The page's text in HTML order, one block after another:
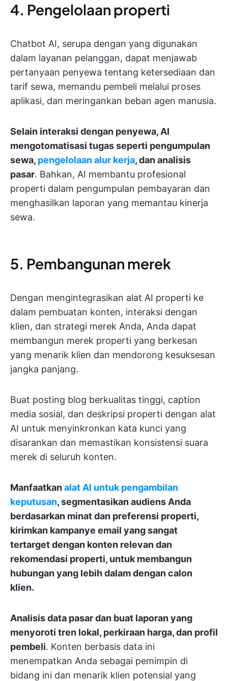
4. Pengelolaan properti
Chatbot AI, serupa dengan yang digunakan
dalam layanan pelanggan, dapat menjawab
pertanyaan penyewa tentang ketersediaan dan
tarif sewa, memandu pembeli melalui proses
aplikasi, dan meringankan beban agen manusia.
Selain interaksi dengan penyewa, AI
mengotomatisasi tugas seperti pengumpulan
sewa, pengelolaan alur kerja, dan analisis
pasar. Bahkan, AI membantu profesional
properti dalam pengumpulan pembayaran dan
menghasilkan laporan yang memantau kinerja
sewa.
5. Pembangunan merek
Dengan mengintegrasikan alat AI properti ke
dalam pembuatan konten, interaksi dengan
klien, dan strategi merek Anda, Anda dapat
membangun merek properti yang berkesan
yang menarik klien dan mendorong kesuksesan
jangka panjang.
Buat posting blog berkualitas tinggi, caption
media sosial, dan deskripsi properti dengan alat
AI untuk menyinkronkan kata kunci yang
disarankan dan memastikan konsistensi suara
merek di seluruh konten.
Manfaatkanalat AI untuk pengambilan
keputusan, segmentasikan audiens Anda
berdasarkan minat dan preferensi properti,
kirimkan kampanye email yang sangat
tertarget dengan konten relevan dan
rekomendasi properti, untuk membangun
hubungan yang lebih dalam dengan calon
klien.
Analisis data pasar dan buat laporan yang
menyoroti tren lokal, perkiraan harga, dan profil
pembeli. Konten berbasis data ini
menempatkan Anda sebagai pemimpin di
bidang ini dan menarik klien potensial yang